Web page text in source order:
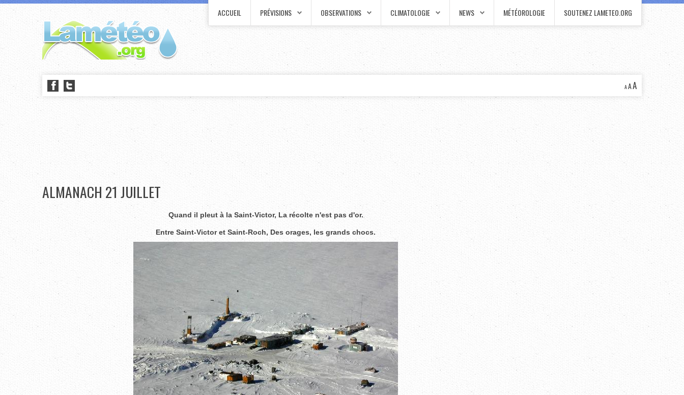
ACCUEIL PRÉVISIONS OBSERVATIONS CLIMATOLOGIE NEWS MÉTÉOROLOGIE SOUTENEZ LAMETEO.ORG
AAA
ALMANACH 21 JUILLET
Quand il pleut à la Saint-Victor, La récolte n'est pas d'or.
Entre Saint-Victor et Saint-Roch, Des orages, les grands chocs.